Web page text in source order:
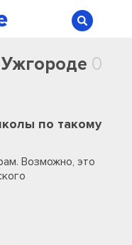
0
по такому
Возможно, это